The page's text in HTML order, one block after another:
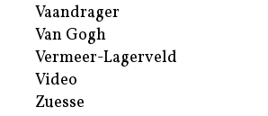
Vaandrager
Van Gogh
Vermeer-Lagerveld
Video
Zuesse